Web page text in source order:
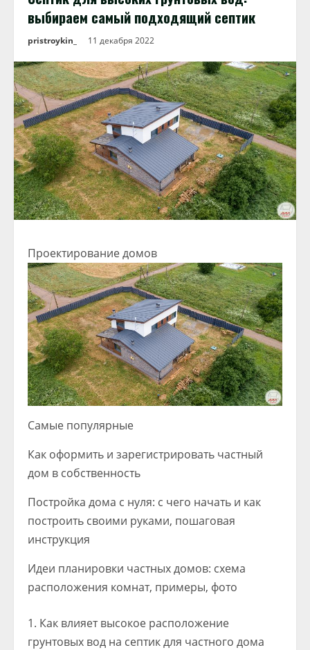
выбираем самый подходящий септик
pristroykin_ 11 декабря 2022
Проектирование домов
Самые популярные
Как оформить и зарегистрировать частный
дом в собственность
Постройка дома с нуля: с чего начать и как
построить своими руками, пошаговая
инструкция
Идеи планировки частных домов: схема
расположения комнат, примеры, фото
Как влияет высокое расположение
грунтовых вод на септик для частного дома